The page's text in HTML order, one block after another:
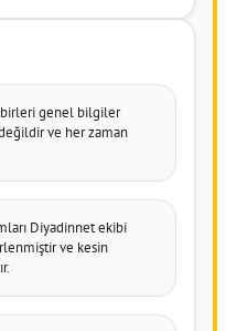
genel bilgiler
ve her zaman
Diyadinnet ekibi
ve kesin